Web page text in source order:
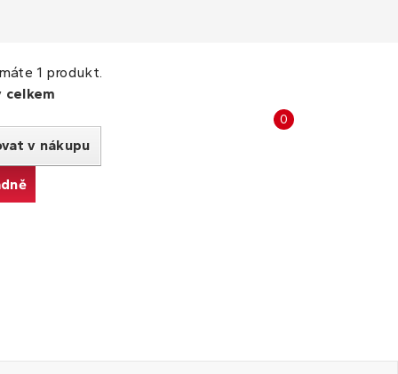
1 produkt.
celkem
v nákupu
Porovnat
0